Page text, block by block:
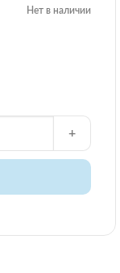
Нет в наличии
+